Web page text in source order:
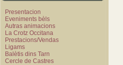
Presentacion
Eveniments bèls
Autras animacions
La Crotz Occitana
Prestacions/Vendas
Ligams
Balètis dins Tarn
Cercle de Castres